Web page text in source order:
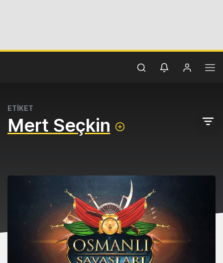
ETİKET
Mert Seçkin